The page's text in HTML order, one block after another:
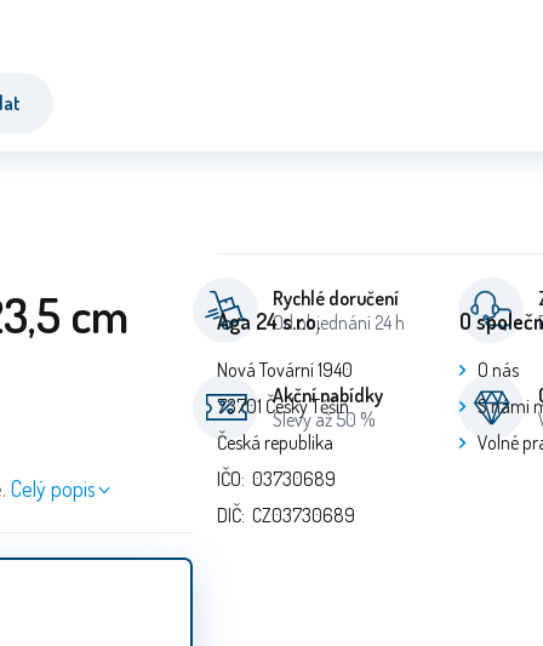
cm
Celý popis
Rychlé doručení
Od objednání 24 h
Akční nabídky
Slevy až 50 %
Aga 24 s.r.o.
Nová Tovární 1940
73701 Český Těšín
Česká republika
IČO: 03730689
DIČ: CZ03730689
O
O nás
S námi
Volné